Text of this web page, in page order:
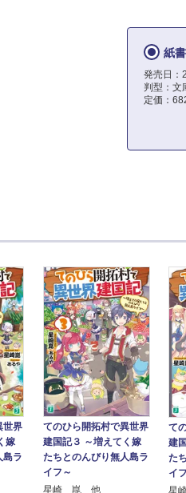
紙
発売日：
判型：文
定価：
世界
嫁
島ラ
てのひら開拓村で異世界
建国記３ ～増えてく嫁
たちとのんびり無人島ラ
イフ～
星崎 崑 他
て
建
た
イ
星